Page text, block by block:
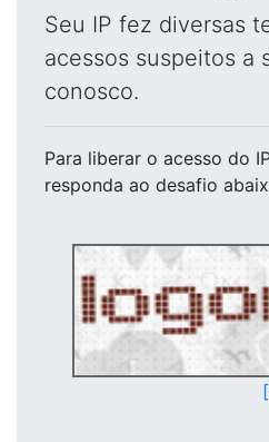
Seu IP fez diversas
acessos suspeitos a
conosco.
Para liberar o acesso do
responda ao desafio